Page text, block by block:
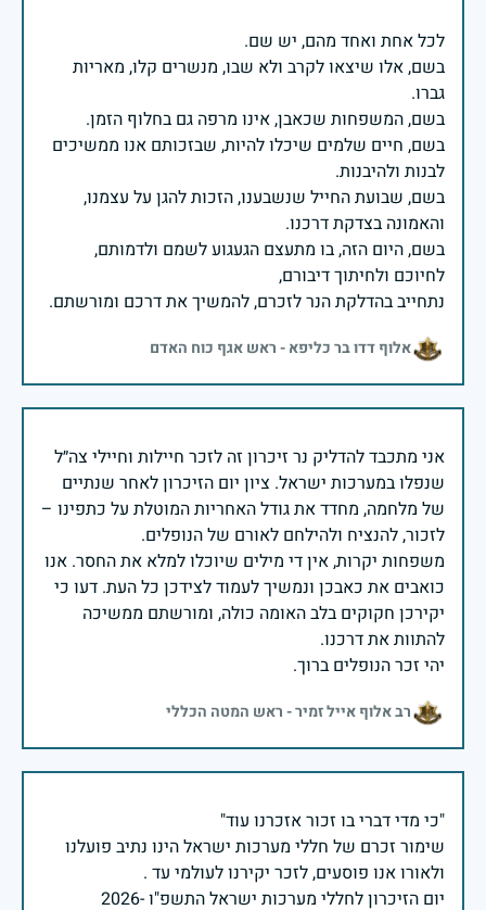
בשם, אלו שיצאו לקרב ולא שבו, מנשרים קלו, מאריות
בשם, חיים שלמים שיכלו להיות, שבזכותם אנו ממשיכים
בשם, שבועת החייל שנשבענו, הזכות להגן על עצמנו,
בשם, היום הזה, בו מתעצם הגעגוע לשמם ולדמותם,
נתחייב בהדלקת הנר לזכרם, להמשיך את דרכם ומורשתם.
אלוף דדו בר כליפא - ראש אגף כוח האדם
אני מתכבד להדליק נר זיכרון זה לזכר חיילות וחיילי צה״ל
שנפלו במערכות ישראל. ציון יום הזיכרון לאחר שנתיים
של מלחמה, מחדד את גודל האחריות המוטלת על כתפינו –
משפחות יקרות, אין די מילים שיוכלו למלא את החסר. אנו
כואבים את כאבכן ונמשיך לעמוד לצידכן כל העת. דעו כי
יקירכן חקוקים בלב האומה כולה, ומורשתם ממשיכה
יהי זכר הנופלים ברוך.
רב אלוף אייל זמיר - ראש המטה הכללי
שימור זכרם של חללי מערכות ישראל הינו נתיב פועלנו
יום הזיכרון לחללי מערכות ישראל התשפ"ו -2026